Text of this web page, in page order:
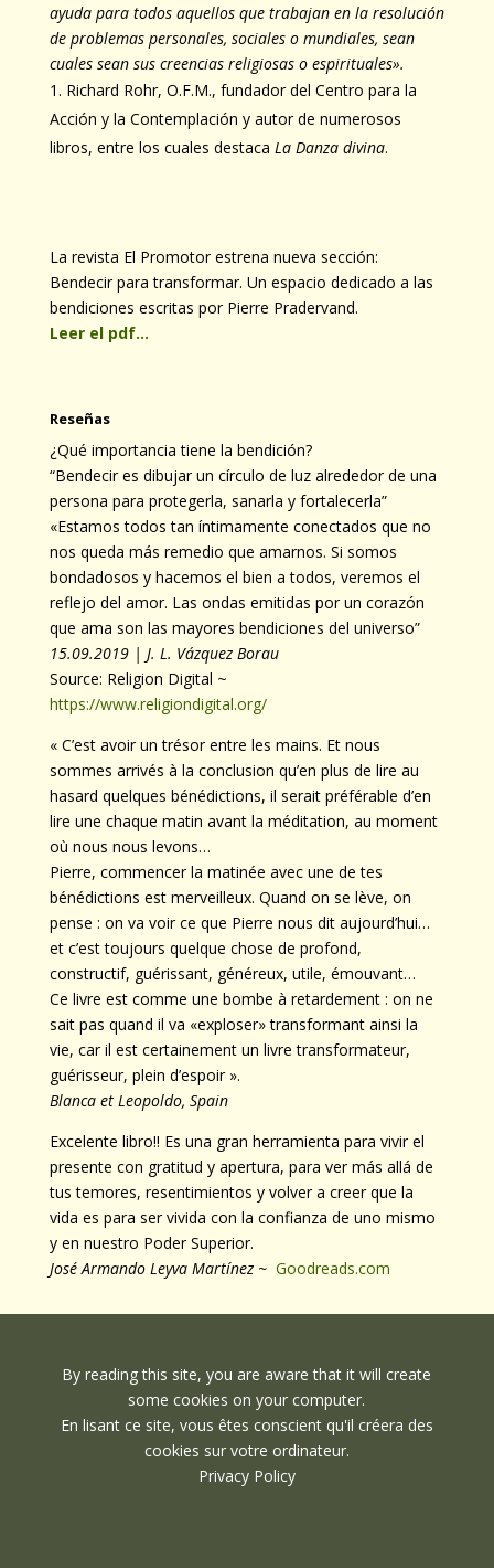
ayuda para todos aquellos que trabajan en la resolución
de problemas personales, sociales o mundiales, sean
cuales sean sus creencias religiosas o espirituales».
Richard Rohr, O.F.M., fundador del Centro para la
Acción y la Contemplación y autor de numerosos
libros, entre los cuales destaca La Danza divina.
La revista El Promotor estrena nueva sección:
Bendecir para transformar. Un espacio dedicado a las
bendiciones escritas por Pierre Pradervand.
Leer el pdf…
Reseñas
¿Qué importancia tiene la bendición?
“Bendecir es dibujar un círculo de luz alrededor de una
persona para protegerla, sanarla y fortalecerla”
«Estamos todos tan íntimamente conectados que no
nos queda más remedio que amarnos. Si somos
bondadosos y hacemos el bien a todos, veremos el
reflejo del amor. Las ondas emitidas por un corazón
que ama son las mayores bendiciones del universo”
15.09.2019 | J. L. Vázquez Borau
Source: Religion Digital ~
https://www.religiondigital.org/
« C’est avoir un trésor entre les mains. Et nous
sommes arrivés à la conclusion qu’en plus de lire au
hasard quelques bénédictions, il serait préférable d’en
lire une chaque matin avant la méditation, au moment
où nous nous levons…
Pierre, commencer la matinée avec une de tes
bénédictions est merveilleux. Quand on se lève, on
pense : on va voir ce que Pierre nous dit aujourd’hui…
et c’est toujours quelque chose de profond,
constructif, guérissant, généreux, utile, émouvant…
Ce livre est comme une bombe à retardement : on ne
sait pas quand il va «exploser» transformant ainsi la
vie, car il est certainement un livre transformateur,
guérisseur, plein d’espoir ».
Blanca et Leopoldo, Spain
Excelente libro!! Es una gran herramienta para vivir el
presente con gratitud y apertura, para ver más allá de
tus temores, resentimientos y volver a creer que la
vida es para ser vivida con la confianza de uno mismo
y en nuestro Poder Superior.
José Armando Leyva Martínez ~ Goodreads.com
By reading this site, you are aware that it will create
some cookies on your computer.
En lisant ce site, vous êtes conscient qu'il créera des
cookies sur votre ordinateur.
Privacy Policy